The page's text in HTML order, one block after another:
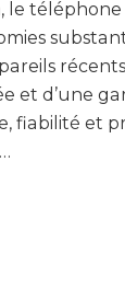
d’une
fiabilité et